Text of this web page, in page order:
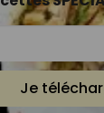
Je